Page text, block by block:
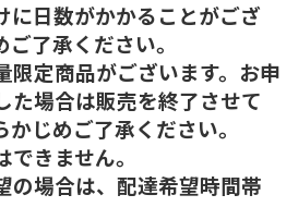
に日数がかかることがござ
了承ください。
定商品がございます。お申
た場合は販売を終了させて
じめご了承ください。
きません。
場合は、配達希望時間帯